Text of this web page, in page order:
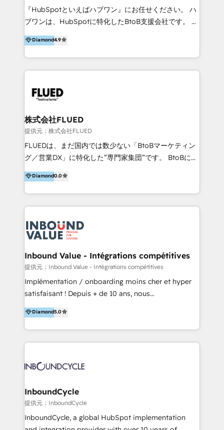
AS400, TeamSystem. HubSpot ci ha riconosciuto
come formatori ufficiali per l'adozione del CRM in
50% più alto tra i nostri clienti rispetto le altre
aziende. Lavoriamo con aziende B2B tra i 5 e i 35
massimizzare il ritorno sugli investimenti.
『HubSpotといえばハブワン』にお任せください。 ハ
ブワンは、HubSpotに特化したBtoB支援会社です。 ノ
ーコードCMS構築、CRM／MA／SFAの設計・運用、他
システムAPI連携・開発、営業定着支援、カスタマーサ
クセス体制の設計まで、ワンストップ完結できる支援体
制を整えています。 HubSpotの導入支援だけでなく、
ナリオ設計まで含めてご提案。「導入して終わり」では
と。それが、ハブワンのスタンスです。 また、
HubSpotはもちろん、ferret One、WordPress、
Movable Type（Power CMS）などの各種CMSを活用
し、延べ100社以上のBtoB企業のサイト制作経験をもと
ーコードテーマテンプレートを独自開発。 企業のさま
ざまな課題やニーズに対して「戦略、設計・デザイン、
『最適なハブ』になります。 ーーーーーーーーーーー
ーーーーーーーーーーーーーーーーーーー 【プロジェ
90分程度） -現状課題の抽出、現実的な目標の確認 -要
件整理、必要十分なHubSpot製品の組合せのご提案 -お
見積り提示・ご承認、スケジュール決定、プロジェクト
キックオフ -マーケティング戦略策定（KGI）、ウェブ
戦略・戦術の設計（KPI） -全体導線遷移設計、ビジュ
プレート構築（CMS Hub） -顧客ライフサイクルステ
義・構築（Marketing Hub） -営業パイプラインの定
（Salesforce,SanSan,freeeなどとのデータ連携） -テ
スト公開・ブラウザチェック -本番公開、操作レクチャ
ー・マニュアル作成 -運用支援開始 ーーーーーーーーー
Diamond4.9
株式会社FLUED
提供元：株式会社FLUED
FLUEDは、まだ国内では数少ない「BtoBマーケティン
グ／営業DX」に特化した”専門家集団”です。 BtoBに特
化し、WEB制作や広告運用などのオンライン施策か
ら、インサイドセールスや展示会などのオフライン施策
まで支援しています。 「経験豊富な”専門家集団”によ
るプロジェクト参加型の支援」で、戦略・企画などのコ
BPO・実務まで幅広いご支援が可能です。 また、2022
年に国内初のBtoB営業DXに関する書籍『業務効率化か
らはじめるBtoB営業DX BtoB営業もここまでデジタル
化できる! 」を出版いたしました。 HubSpotの導入／
活用支援以外にも、下記のようなサービスを提供してい
ます。 - ABMターゲット定義 / リスト作成 - カスタマ
着 - WEB / LP / BtoB-EC制作 - WEB広告(Google/FB
他)運用 - 記事コンテンツ / 動画制作 - インサイドセー
織構築
Diamond0.0
Inbound Value - Intégrations compétitives
提供元：Inbound Value - Intégrations compétitives
Implémentation / onboarding moins cher et hyper
satisfaisant ! Depuis + de 10 ans, nous
accompagnons des entreprises dans
l’automatisation de leur croissance digitale via
HubSpot avec une approche compétitive. Nous
aidons nos clients à générer plus de RDV en
sommes une agence d’Inbound marketing et sales à
Diamond5.0
InboundCycle
提供元：InboundCycle
InboundCycle, a global HubSpot implementation